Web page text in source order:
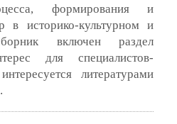
формирования и
в историко-культурном и
включен раздел
для специалистов-
литературами